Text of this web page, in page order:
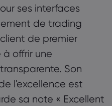
ses interfaces
de trading
de premier
à offrir une
Son
l'excellence est
sa note « Excellent